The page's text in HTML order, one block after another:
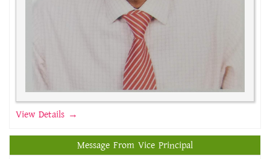
View Details →
Message From Vice Principal